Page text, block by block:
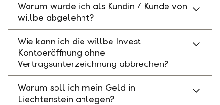
Warum wurde ich als Kundin / Kunde von
willbe abgelehnt?
Wie kann ich die willbe Invest
Kontoeröffnung ohne
Vertragsunterzeichnung abbrechen?
Warum soll ich mein Geld in
Liechtenstein anlegen?